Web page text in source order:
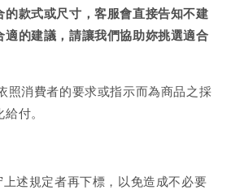
的款式或尺寸，客服會直接告知不建
適的建議，請讓我們協助妳挑選適合
照消費者的要求或指示而為商品之採
付。
述規定者再下標，以免造成不必要